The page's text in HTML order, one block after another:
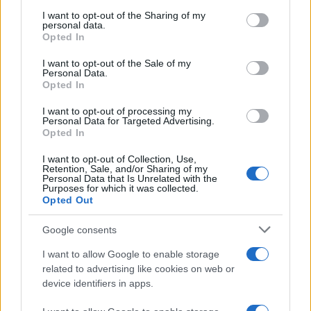
not limited to your visit or usage behaviour. You may click to
grant or deny consent to Google and its third-party tags to
use your data for below specified purposes in below Google
consent section.
I want to opt-out of the Sharing of my
personal data.
Opted In
I want to opt-out of the Sale of my
Personal Data.
Opted In
I want to opt-out of processing my
Personal Data for Targeted Advertising.
Opted In
I want to opt-out of Collection, Use,
Retention, Sale, and/or Sharing of my
Personal Data that Is Unrelated with the
Purposes for which it was collected.
Opted Out
Google consents
I want to allow Google to enable storage
related to advertising like cookies on web or
device identifiers in apps.
σημασίας αγορά για εμάς. Mε την εξαγορά της
Wind είμαστε σε θέση να δημιουργήσουμε έναν
κορυφαίο, ολιστικό πάροχο και να συμβάλλουμε
στην ανάπτυξη του κλάδου τηλεπικοινωνιών της
Ελλάδας, μέσω επενδύσεων σε υποδομές δικτύου,
προϊόντα και υπηρεσίες, αποτελώντας ηγετική
δύναμη στον ψηφιακό μετασχηματισμό της
Η CEO της United Group, κυρία Victoriya Boklag,
δήλωσε σχετικά:
Η συμφωνία αυτή επιβεβαιώνει τη
μακροπρόθεσμη δέσμευση της United Group στην
ελληνική αγορά. Η Wind, χάρη στην ισχυρή
δραστηριότητά της στην κινητή τηλεφωνία,
συνδυάζεται εξαιρετικά με την τεχνογνωσία που
διαθέτουν η Nova και η United Group στους τομείς